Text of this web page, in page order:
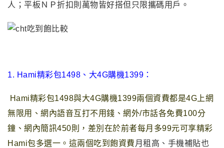
人 ； 平板ＮＰ折扣則萬物皆好搭但只限攜碼用戶 。
1. Hami精彩包1498 、 大4G購機1399 ：
Hami精彩包1498與大4G購機1399兩個資費都是4G上網
無限用 、網內語音互打不用錢 、網外/市話各免費100分
鐘 、網內簡訊450則 ， 差別在於前者每月多99元可享精彩
Hami包多選一 。這兩個吃到飽資費 月租高、手機補貼也